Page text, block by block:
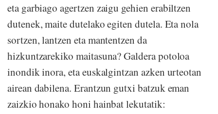
eta garbiago agertzen zaigu gehien erabiltzen
dutenek, maite dutelako egiten dutela. Eta nola
sortzen, lantzen eta mantentzen da
hizkuntzarekiko maitasuna? Galdera potoloa
inondik inora, eta euskalgintzan azken urteotan
airean dabilena. Erantzun gutxi batzuk eman
zaizkio honako honi hainbat lekutatik: